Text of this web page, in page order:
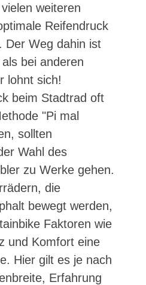
weiteren
Reifendruck
Der Weg dahin ist
bei anderen
lohnt sich!
beim Stadtrad oft
"Pi mal
sollten
Wahl des
zu Werke gehen.
die
bewegt werden,
Faktoren wie
und Komfort eine
Hier gilt es je nach
Erfahrung